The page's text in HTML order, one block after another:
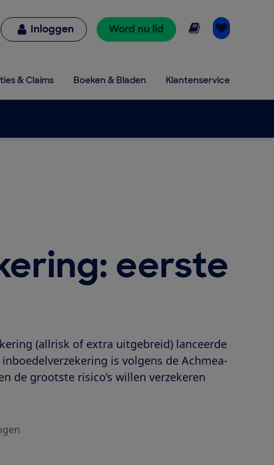
Inloggen Word nu lid Online lezen
& Claims Boeken & Bladen Klantenservice
eerste
(allrisk of extra uitgebreid) lanceerde
is volgens de Achmea-
de grootste risico’s willen verzekeren